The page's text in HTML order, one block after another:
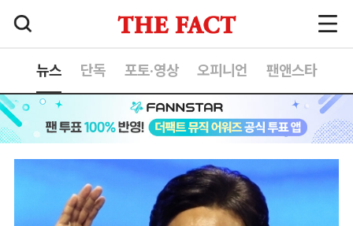
뉴스 단독 포토·영상 오피니언 팬앤스타